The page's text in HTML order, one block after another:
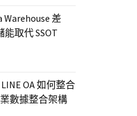
Warehouse 差
取代 SSOT
OA 如何整合
數據整合架構